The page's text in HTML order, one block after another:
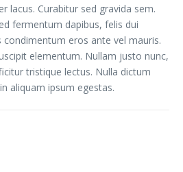
lacus. Curabitur sed gravida sem.
fermentum dapibus, felis dui
eros ante vel mauris.
elementum. Nullam justo nunc,
tristique lectus. Nulla dictum
aliquam ipsum egestas.